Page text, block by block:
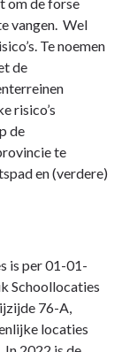
vangen. Wel
Te noemen
de
risico’s
de
te
en (verdere)
is per 01-01-
Schoollocaties
76-A,
locaties